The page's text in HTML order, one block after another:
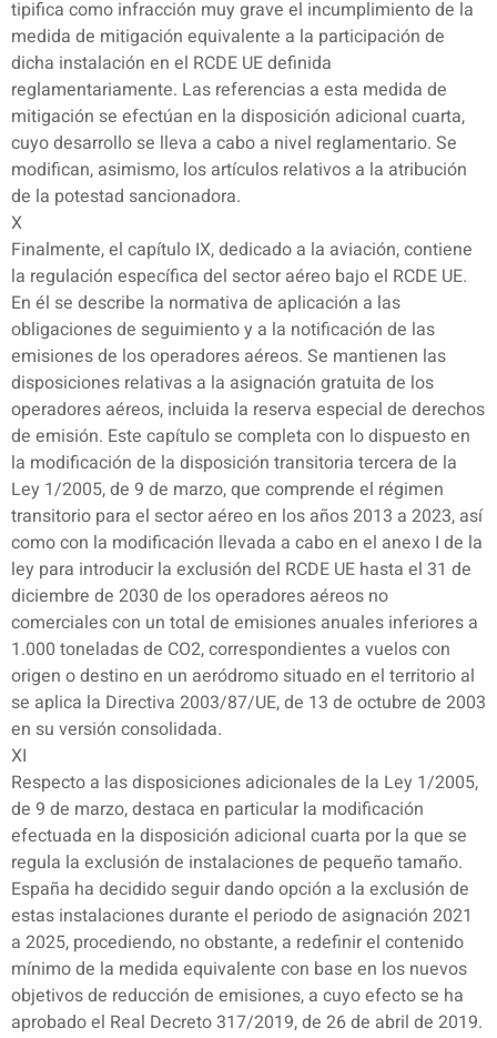
tipifica como infracción muy grave el incumplimiento de la
medida de mitigación equivalente a la participación de
dicha instalación en el RCDE UE definida
reglamentariamente. Las referencias a esta medida de
mitigación se efectúan en la disposición adicional cuarta,
cuyo desarrollo se lleva a cabo a nivel reglamentario. Se
modifican, asimismo, los artículos relativos a la atribución
de la potestad sancionadora.
X
Finalmente, el capítulo IX, dedicado a la aviación, contiene
la regulación específica del sector aéreo bajo el RCDE UE.
En él se describe la normativa de aplicación a las
obligaciones de seguimiento y a la notificación de las
emisiones de los operadores aéreos. Se mantienen las
disposiciones relativas a la asignación gratuita de los
operadores aéreos, incluida la reserva especial de derechos
de emisión. Este capítulo se completa con lo dispuesto en
la modificación de la disposición transitoria tercera de la
Ley 1/2005, de 9 de marzo, que comprende el régimen
transitorio para el sector aéreo en los años 2013 a 2023, así
como con la modificación llevada a cabo en el anexo I de la
ley para introducir la exclusión del RCDE UE hasta el 31 de
diciembre de 2030 de los operadores aéreos no
comerciales con un total de emisiones anuales inferiores a
1.000 toneladas de CO2, correspondientes a vuelos con
origen o destino en un aeródromo situado en el territorio al
se aplica la Directiva 2003/87/UE, de 13 de octubre de 2003
en su versión consolidada.
XI
Respecto a las disposiciones adicionales de la Ley 1/2005,
de 9 de marzo, destaca en particular la modificación
efectuada en la disposición adicional cuarta por la que se
regula la exclusión de instalaciones de pequeño tamaño.
España ha decidido seguir dando opción a la exclusión de
estas instalaciones durante el periodo de asignación 2021
a 2025, procediendo, no obstante, a redefinir el contenido
mínimo de la medida equivalente con base en los nuevos
objetivos de reducción de emisiones, a cuyo efecto se ha
aprobado el Real Decreto 317/2019, de 26 de abril de 2019.